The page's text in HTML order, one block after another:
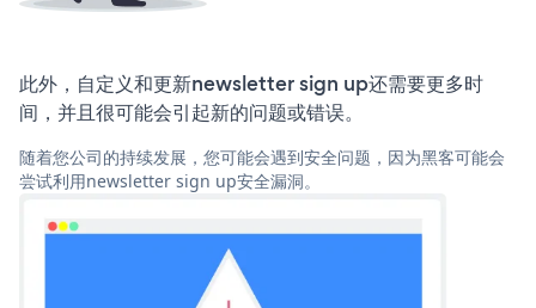
此外，自定义和更新newsletter sign up还需要更多时
间，并且很可能会引起新的问题或错误。
随着您公司的持续发展，您可能会遇到安全问题，因为黑客可能会
尝试利用newsletter sign up安全漏洞。